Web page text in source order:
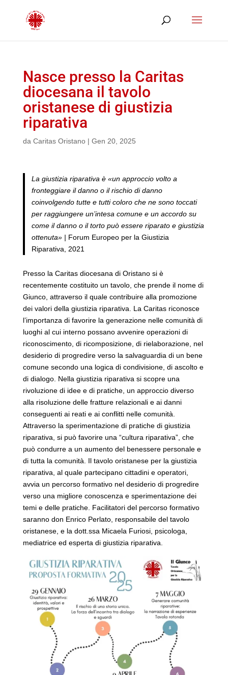
Nasce presso la Caritas
diocesana il tavolo
oristanese di giustizia
riparativa
da Caritas Oristano| Gen 20, 2025
La giustizia riparativa è «un approccio volto a
fronteggiare il danno o il rischio di danno
coinvolgendo tutte e tutti coloro che ne sono toccati
per raggiungere un’intesa comune e un accordo su
come il danno o il torto può essere riparato e giustizia
ottenuta» | Forum Europeo per la Giustizia
Riparativa, 2021
Presso la Caritas diocesana di Oristano si è
recentemente costituito un tavolo, che prende il nome di
Giunco, attraverso il quale contribuire alla promozione
dei valori della giustizia riparativa. La Caritas riconosce
l’importanza di favorire la generazione nelle comunità di
luoghi al cui interno possano avvenire operazioni di
riconoscimento, di ricomposizione, di rielaborazione, nel
desiderio di progredire verso la salvaguardia di un bene
comune secondo una logica di condivisione, di ascolto e
di dialogo. Nella giustizia riparativa si scopre una
rivoluzione di idee e di pratiche, un approccio diverso
alla risoluzione delle fratture relazionali e ai danni
conseguenti ai reati e ai conflitti nelle comunità.
Attraverso la sperimentazione di pratiche di giustizia
riparativa, si può favorire una “cultura riparativa”, che
può condurre a un aumento del benessere personale e
di tutta la comunità. Il tavolo oristanese per la giustizia
riparativa, al quale partecipano cittadini e operatori,
avvia un percorso formativo nel desiderio di progredire
verso una migliore conoscenza e sperimentazione dei
temi e delle pratiche. Facilitatori del percorso formativo
saranno don Enrico Perlato, responsabile del tavolo
oristanese, e la dott.ssa Micaela Furiosi, psicologa,
mediatrice ed esperta di giustizia riparativa.